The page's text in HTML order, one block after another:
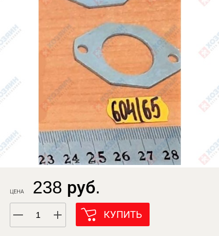
ЦЕНА 238 руб.
КУПИТЬ